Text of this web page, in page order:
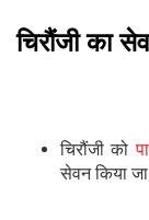
चिरौंजी का
चिरौंजी को
सेवन किया